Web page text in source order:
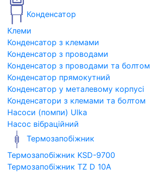
Конденсатор
Клеми
Конденсатор з клемами
Конденсатор з проводами
Конденсатор з проводами та болтом
Конденсатор прямокутний
Конденсатор у металевому корпусі
Конденсатори з клемами та болтом
Насоси (помпи) Ulka
Насос вібраційний
Термозапобіжник
Термозапобіжник KSD-9700
Термозапобіжник TZ D 10A